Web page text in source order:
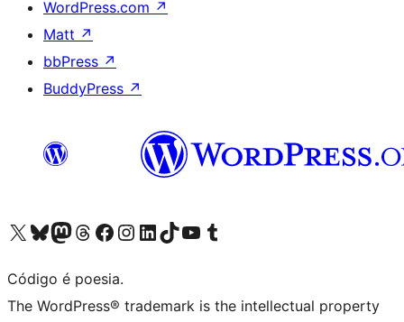
WordPress.com ↗
Matt ↗
bbPress ↗
BuddyPress ↗
Visite a nossa conta X (antigo Twitter)
Visit our Bluesky account
Visit our Mastodon account
Visit our Threads account
Visite a nossa página do Facebook
Visite a nossa conta no Instagram
Visite a nossa conta no LinkedIn
Visit our TikTok account
Visit our YouTube channel
Visit our Tumblr account
Código é poesia.
The WordPress® trademark is the intellectual property